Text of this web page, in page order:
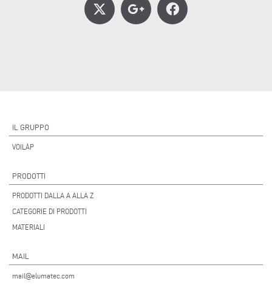
IL GRUPPO
VOILÀP
PRODOTTI
PRODOTTI DALLA A ALLA Z
CATEGORIE DI PRODOTTI
MATERIALI
MAIL
mail@elumatec.com